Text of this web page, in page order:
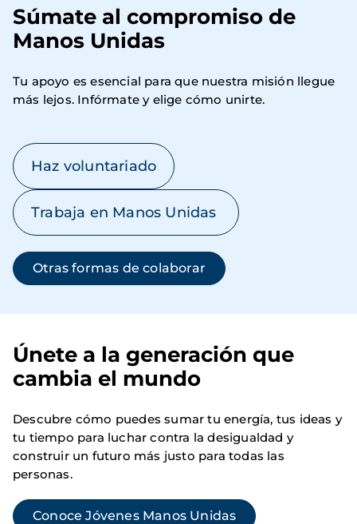
Súmate al compromiso de
Manos Unidas
Tu apoyo es esencial para que nuestra misión llegue
más lejos. Infórmate y elige cómo unirte.
Haz voluntariado
Trabaja en Manos Unidas
Otras formas de colaborar
Únete a la generación que
cambia el mundo
Descubre cómo puedes sumar tu energía, tus ideas y
tu tiempo para luchar contra la desigualdad y
construir un futuro más justo para todas las
personas.
Conoce Jóvenes Manos Unidas